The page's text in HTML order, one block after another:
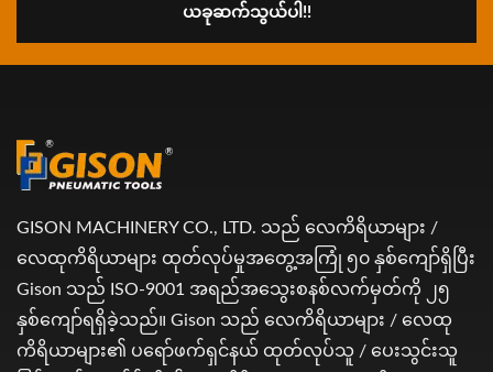
ယခုဆက်သွယ်ပါ!!
GISON MACHINERY CO., LTD. သည် လေကိရိယာများ /
လေထုကိရိယာများ ထုတ်လုပ်မှုအတွေ့အကြုံ ၅၀ နှစ်ကျော်ရှိပြီး
Gison သည် ISO-9001 အရည်အသွေးစနစ်လက်မှတ်ကို ၂၅
နှစ်ကျော်ရရှိခဲ့သည်။ Gison သည် လေကိရိယာများ / လေထု
ကိရိယာများ၏ ပရော်ဖက်ရှင်နယ် ထုတ်လုပ်သူ / ပေးသွင်းသူ